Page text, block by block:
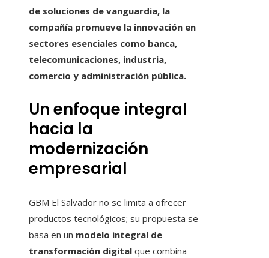
de soluciones de vanguardia, la
compañía promueve la innovación en
sectores esenciales como banca,
telecomunicaciones, industria,
comercio y administración pública.
Un enfoque integral
hacia la
modernización
empresarial
GBM El Salvador no se limita a ofrecer
productos tecnológicos; su propuesta se
basa en un modelo integral de
transformación digital que combina